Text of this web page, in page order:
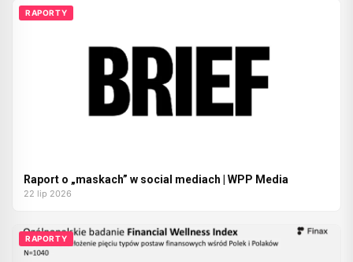
RAPORTY
Raport o „maskach” w social mediach | WPP Media
22 lip 2026
RAPORTY